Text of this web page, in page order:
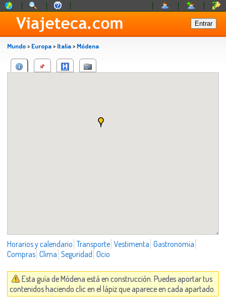
Mundo> Europa> Italia> Módena
Horarios y calendario Transporte Vestimenta Gastronomía
Compras Clima Seguridad Ocio
Esta guía de Módena está en construcción. Puedes aportar tus
contenidos haciendo clic en el lápiz que aparece en cada apartado.